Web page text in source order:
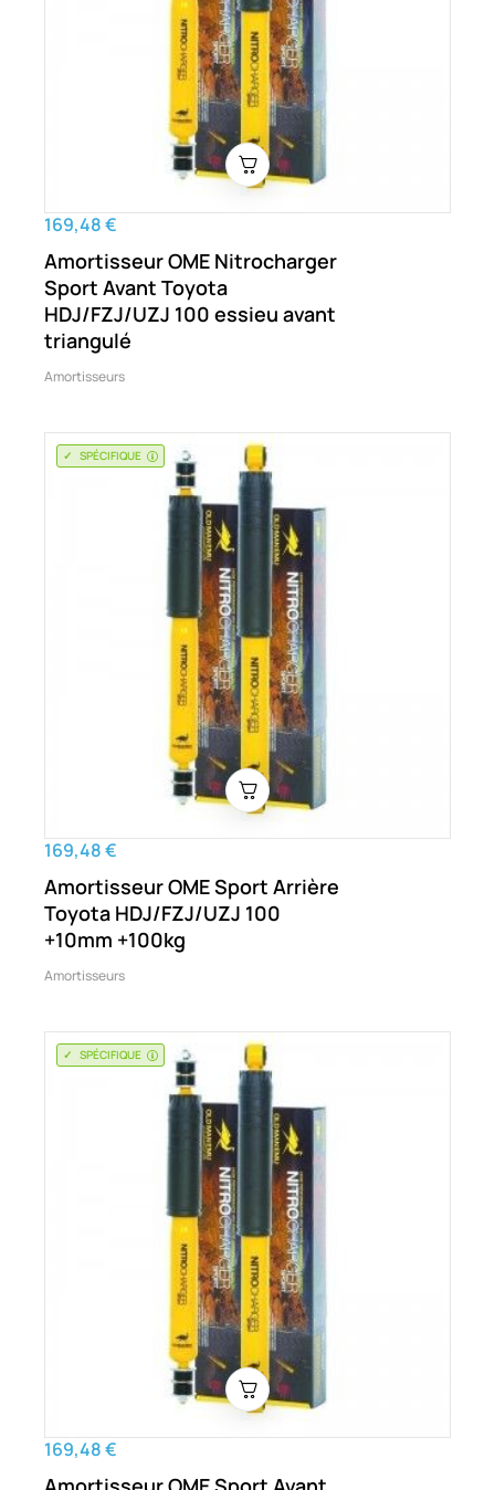
169,48 €
Amortisseur OME Nitrocharger
Sport Avant Toyota
HDJ/FZJ/UZJ 100 essieu avant
triangulé
Amortisseurs
SPÉCIFIQUE
169,48 €
Amortisseur OME Sport Arrière
Toyota HDJ/FZJ/UZJ 100
+10mm +100kg
Amortisseurs
SPÉCIFIQUE
169,48 €